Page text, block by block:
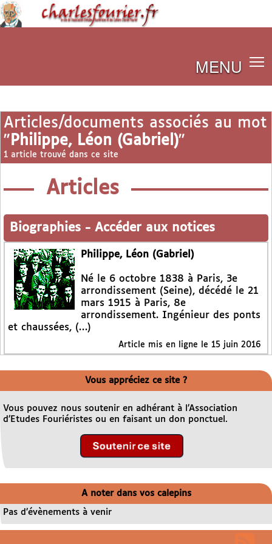
MENU
Articles/documents associés au mot
" Philippe, Léon (Gabriel)"
1 article trouvé dans ce site
Articles
Biographies - Accéder aux notices
Philippe, Léon (Gabriel)
Né le 6 octobre 1838 à Paris, 3e
arrondissement (Seine), décédé le 21
mars 1915 à Paris, 8e
arrondissement. Ingénieur des ponts
et chaussées, (…)
Article mis en ligne le 15 juin 2016
Vous appréciez ce site ?
Vous pouvez nous soutenir en adhérant à l’Association
d’Etudes Fouriéristes ou en faisant un don ponctuel.
A noter dans vos calepins
Pas d’évènements à venir